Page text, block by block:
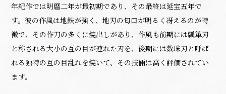
年紀作では明暦二年が最初期であり、その最終は延宝五年で
す。彼の作風は地鉄が強く、地刃の匂口が明るく冴えるのが特
徴で、その作刀の多くに焼出しがあり、作風も前期には瓢箪刃
と称される大小の互の目が連れた刃を、後期には数珠刃と呼ば
れる独特の互の目乱れを焼いて、その技倆は高く評価されてい
ます。